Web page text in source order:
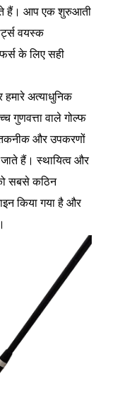
हैं। आप एक शुरुआती
वयस्क
के लिए सही
हमारे अत्याधुनिक
गुणवत्ता वाले गोल्फ
और उपकरणों
हैं। स्थायित्व और
को सबसे कठिन
किया गया है और